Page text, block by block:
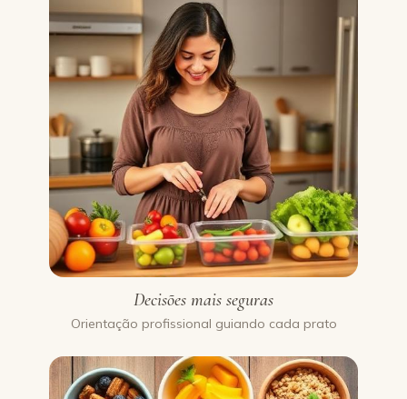
Decisões mais seguras
Orientação profissional guiando cada prato